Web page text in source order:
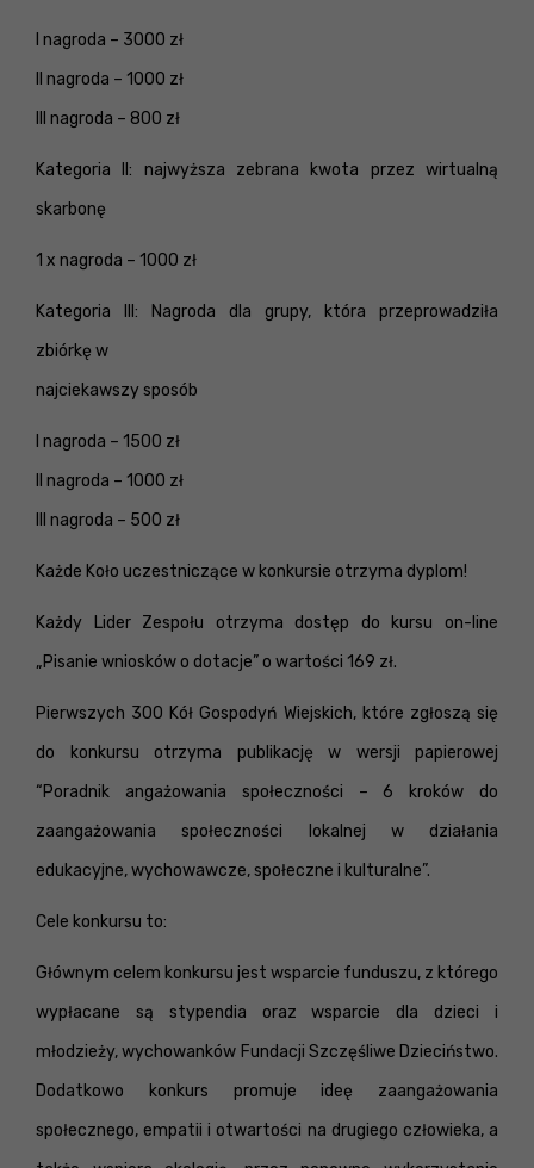
I nagroda – 3000 zł
II nagroda – 1000 zł
III nagroda – 800 zł
Kategoria II: najwyższa zebrana kwota przez wirtualną
skarbonę
1 x nagroda – 1000 zł
Kategoria III: Nagroda dla grupy, która przeprowadziła
zbiórkę w
najciekawszy sposób
I nagroda – 1500 zł
II nagroda – 1000 zł
III nagroda – 500 zł
Każde Koło uczestniczące w konkursie otrzyma dyplom!
Każdy Lider Zespołu otrzyma dostęp do kursu on-line
„Pisanie wniosków o dotacje” o wartości 169 zł.
Pierwszych 300 Kół Gospodyń Wiejskich, które zgłoszą się
do konkursu otrzyma publikację w wersji papierowej
“Poradnik angażowania społeczności – 6 kroków do
zaangażowania społeczności lokalnej w działania
edukacyjne, wychowawcze, społeczne i kulturalne”.
Cele konkursu to:
Głównym celem konkursu jest wsparcie funduszu, z którego
wypłacane są stypendia oraz wsparcie dla dzieci i
młodzieży, wychowanków Fundacji Szczęśliwe Dzieciństwo.
Dodatkowo konkurs promuje ideę zaangażowania
społecznego, empatii i otwartości na drugiego człowieka, a